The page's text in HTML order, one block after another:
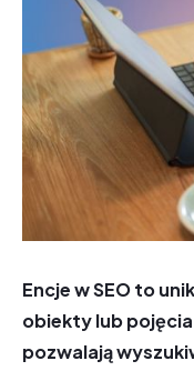
Encje w SEO to
obiekty lub
pozwalają